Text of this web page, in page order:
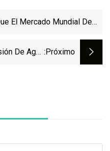
El Mercado Mundial De
De Dólares En 2033 A
De Agua :próximo